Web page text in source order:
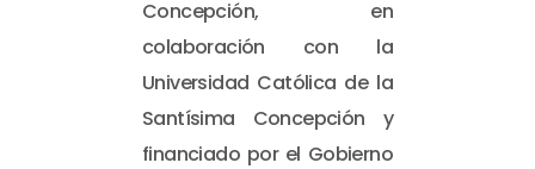
Concepción, en
colaboración con la
Universidad Católica de la
Santísima Concepción y
financiado por el Gobierno